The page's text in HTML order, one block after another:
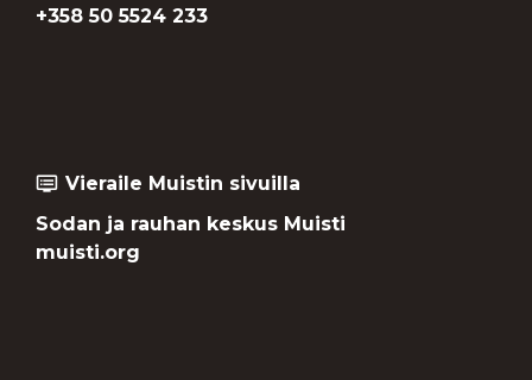
+358 50 5524 233
dvr Vieraile Muistin sivuilla
Sodan ja rauhan keskus Muisti
muisti.org